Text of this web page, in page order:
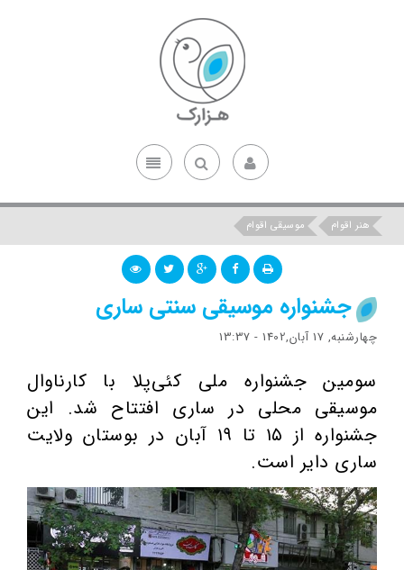
هنر اقوام موسیقی اقوام
جشنواره موسیقی سنتی ساری
چهارشنبه, 17 آبان,1402 - 13:37
سومین جشنواره ملی کئی‌پلا با کارناوال
موسیقی محلی در ساری افتتاح شد. این
جشنواره از ۱۵ تا ۱۹ آبان در بوستان ولایت
ساری دایر است.